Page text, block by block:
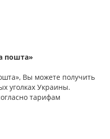
пошта»
Вы можете получить
уголках Украины.
тарифам